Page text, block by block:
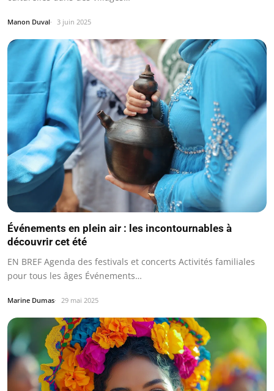
Manon Duval 3 juin 2025
Événements en plein air : les incontournables à
découvrir cet été
EN BREF Agenda des festivals et concerts Activités familiales
pour tous les âges Événements…
Marine Dumas 29 mai 2025